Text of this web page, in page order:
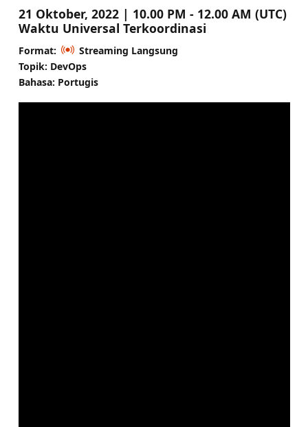
21 Oktober, 2022 | 10.00 PM - 12.00 AM (UTC)
Waktu Universal Terkoordinasi
Format:
Streaming Langsung
Topik: DevOps
Bahasa: Portugis